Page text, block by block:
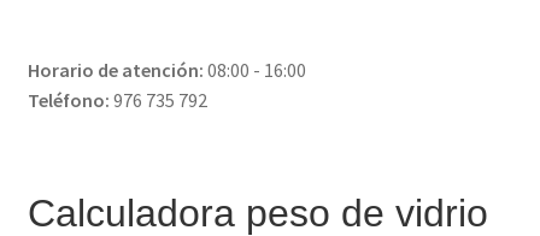
Horario de atención: 08:00 - 16:00
Teléfono: 976 735 792
Calculadora peso de vidrio